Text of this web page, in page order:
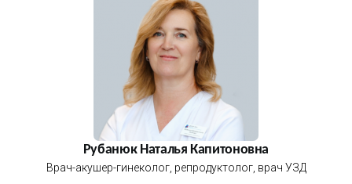
Рубанюк Наталья Капитоновна
Врач-акушер-гинеколог, репродуктолог, врач УЗД